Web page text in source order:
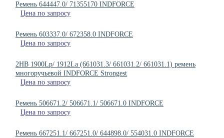
Ремень 644447.0/ 71355170 INDFORCE
Цена по запросу
Ремень 603337.0/ 672358.0 INDFORCE
Цена по запросу
2HB 1900Lp/ 1912La (661031.3/ 661031.2/ 661031.1) ремень
многоручьевой INDFORCE Strongest
Цена по запросу
Ремень 506671.2/ 506671.1/ 506671.0 INDFORCE
Цена по запросу
Ремень 667251.1/ 667251.0/ 644898.0/ 554031.0 INDFORCE